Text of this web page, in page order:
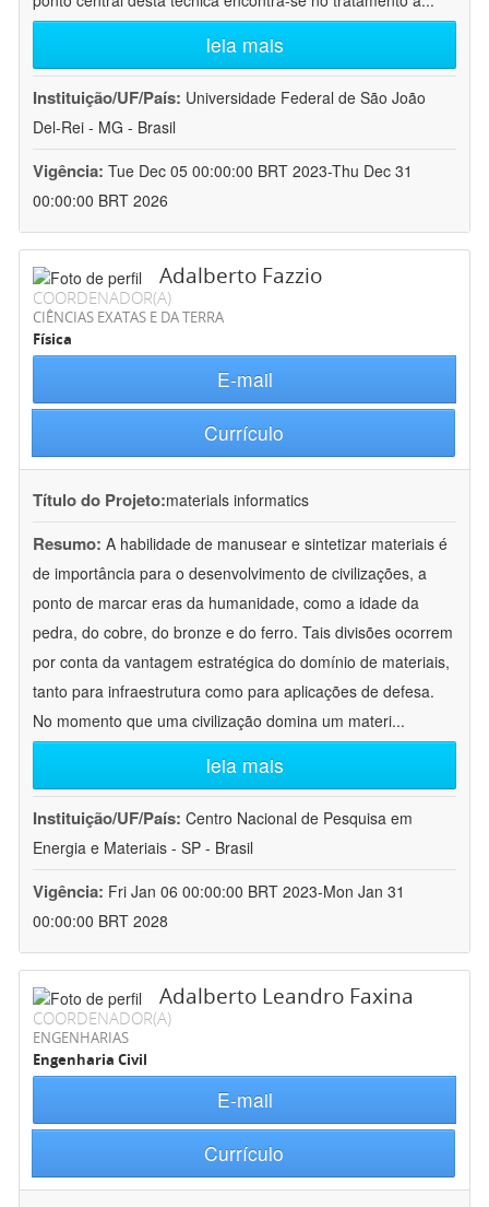
leia mais
Instituição/UF/País: Universidade Federal de São João
Del-Rei - MG - Brasil
Vigência: Tue Dec 05 00:00:00 BRT 2023-Thu Dec 31
00:00:00 BRT 2026
Adalberto Fazzio
COORDENADOR(A)
CIÊNCIAS EXATAS E DA TERRA
Física
E-mail
Currículo
Título do Projeto:materials informatics
Resumo: A habilidade de manusear e sintetizar materiais é
de importância para o desenvolvimento de civilizações, a
ponto de marcar eras da humanidade, como a idade da
pedra, do cobre, do bronze e do ferro. Tais divisões ocorrem
por conta da vantagem estratégica do domínio de materiais,
tanto para infraestrutura como para aplicações de defesa.
No momento que uma civilização domina um materi...
leia mais
Instituição/UF/País: Centro Nacional de Pesquisa em
Energia e Materiais - SP - Brasil
Vigência: Fri Jan 06 00:00:00 BRT 2023-Mon Jan 31
00:00:00 BRT 2028
Adalberto Leandro Faxina
COORDENADOR(A)
ENGENHARIAS
Engenharia Civil
E-mail
Currículo